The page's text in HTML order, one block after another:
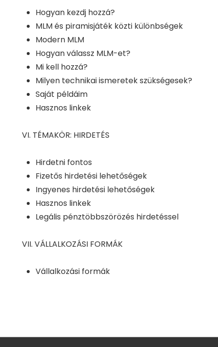
Hogyan kezdj hozzá?
MLM és piramisjáték közti különbségek
Modern MLM
Hogyan válassz MLM-et?
Mi kell hozzá?
Milyen technikai ismeretek szükségesek?
Saját példáim
Hasznos linkek
VI. TÉMAKÖR: HIRDETÉS
Hirdetni fontos
Fizetős hirdetési lehetőségek
Ingyenes hirdetési lehetőségek
Hasznos linkek
Legális pénztöbbszörözés hirdetéssel
VII. VÁLLALKOZÁSI FORMÁK
Vállalkozási formák